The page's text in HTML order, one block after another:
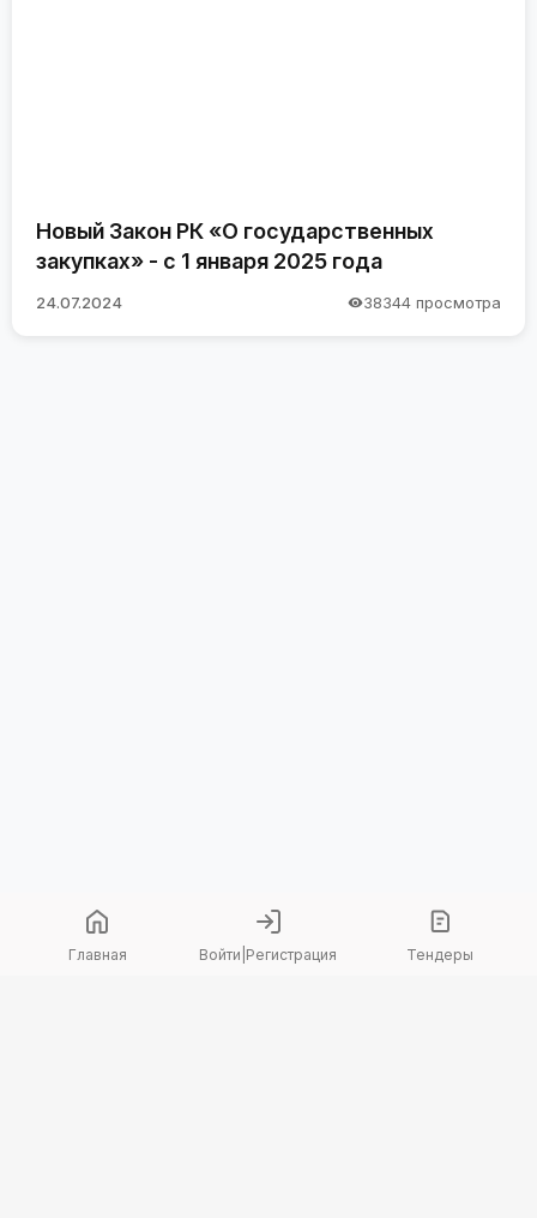
Главная Войти Регистрация Тендеры
Новый Закон РК «О государственных
закупках» - с 1 января 2025 года
24.07.2024 38344 просмотра